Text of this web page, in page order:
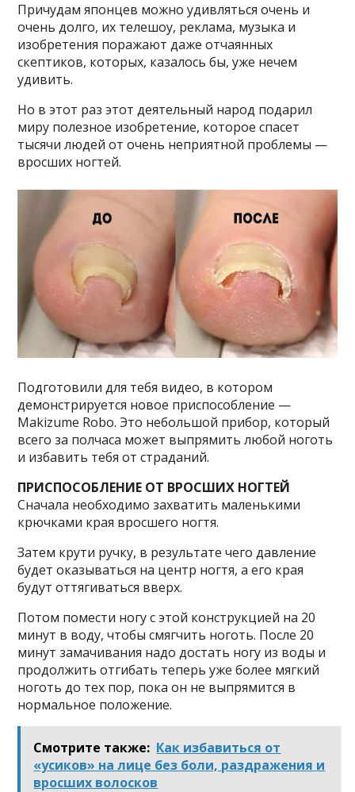
Причудам японцев можно удивляться очень и
очень долго, их телешоу, реклама, музыка и
изобретения поражают даже отчаянных
скептиков, которых, казалось бы, уже нечем
удивить.
Но в этот раз этот деятельный народ подарил
миру полезное изобретение, которое спасет
тысячи людей от очень неприятной проблемы —
вросших ногтей.
Подготовили для тебя видео, в котором
демонстрируется новое приспособление —
Makizume Robo. Это небольшой прибор, который
всего за полчаса может выпрямить любой ноготь
и избавить тебя от страданий.
ПРИСПОСОБЛЕНИЕ ОТ ВРОСШИХ НОГТЕЙ
Сначала необходимо захватить маленькими
крючками края вросшего ногтя.
Затем крути ручку, в результате чего давление
будет оказываться на центр ногтя, а его края
будут оттягиваться вверх.
Потом помести ногу с этой конструкцией на 20
минут в воду, чтобы смягчить ноготь. После 20
минут замачивания надо достать ногу из воды и
продолжить отгибать теперь уже более мягкий
ноготь до тех пор, пока он не выпрямится в
нормальное положение.
Смотрите также: Как избавиться от
«усиков» на лице без боли, раздражения и
вросших волосков